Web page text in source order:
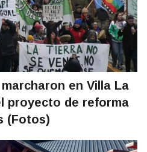
en Villa La
proyecto de reforma
(Fotos)